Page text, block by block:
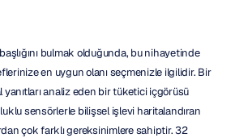
bulmak olduğunda, bu nihayetinde
en uygun olanı seçmenizle ilgilidir. Bir
analiz eden bir tüketici içgörüsü
sensörlerle bilişsel işlevi haritalandıran
çok farklı gereksinimlere sahiptir. 32